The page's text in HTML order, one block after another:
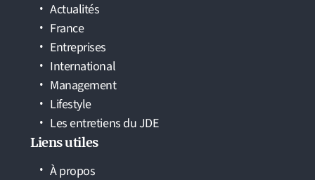
Actualités
France
Entreprises
International
Management
Lifestyle
Les entretiens du JDE
Liens utiles
À propos